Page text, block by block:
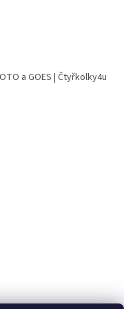
a GOES | Čtyřkolky4u